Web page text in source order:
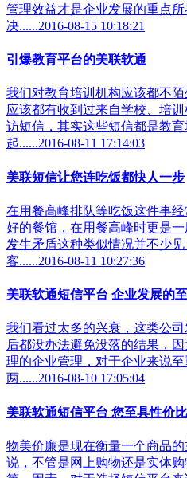
管理效益才是企业发展的重点
决......2016-08-15 10:18:21
引爆教育平台的美联软通
我们对教育培训机构应该都不
应该都有收到过来自学校、培
访短信，其实这些短信都是教
起......2016-08-11 17:14:03
美联短信让您连吃饭都快人一步
在用餐高峰排队等吃饭这件事
好的餐馆，在用餐高峰时更是
发生矛盾这种类似情况并不少
客......2016-08-11 10:27:36
美联软通短信平台 企业发展的
我们看过太多的兴衰，这类公
后都没办法避免没落的结果，
理的企业管理，对于企业来说
两......2016-08-10 17:05:04
美联软通短信平台 您至具性价
物美价廉是现在衡量一个商品
说，不管是网上购物还是实体